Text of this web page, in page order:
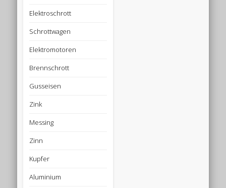
Elektroschrott
Schrottwagen
Elektromotoren
Brennschrott
Gusseisen
Zink
Messing
Zinn
Kupfer
Aluminium